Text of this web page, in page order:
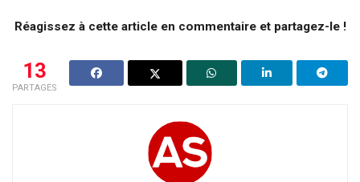
Réagissez à cette article en commentaire et partagez-le !
13
PARTAGES